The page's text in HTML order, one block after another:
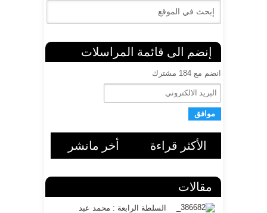
إنضم الى قائمة المراسلات
انضم مع 184 مشترك
ا
ب
ل
ل
الأكثر قراءة أخر مانشر
مقالات
السلطة الرابعة : محمد عبد